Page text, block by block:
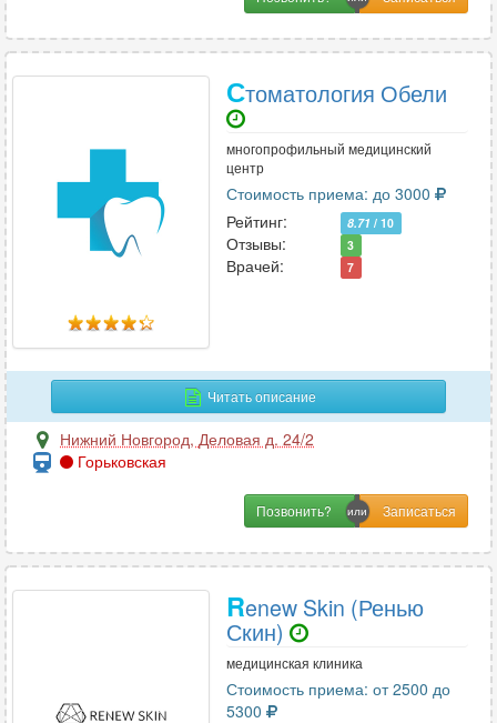
Стоматология Обели
многопрофильный медицинский
центр
Стоимость приема: до 3000
Рейтинг:
8.71 / 10
Отзывы: 3
Врачей: 7
Читать описание
Нижний Новгород, Деловая д. 24/2
Горьковская
Позвонить?
Renew Skin (Ренью
Скин)
медицинская клиника
Стоимость приема: от 2500 до
5300